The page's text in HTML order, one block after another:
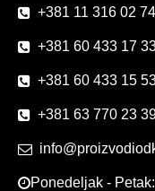
+381 11 316 02 74
+381 60 433 17
+381 60 433 15
+381 63 770 23
Ponedeljak -